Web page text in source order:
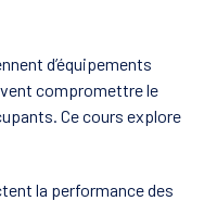
d’équipements
compromettre le
Ce cours explore
la performance des